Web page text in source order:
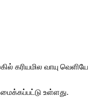
கரியமில வாயு
உள்ளது.